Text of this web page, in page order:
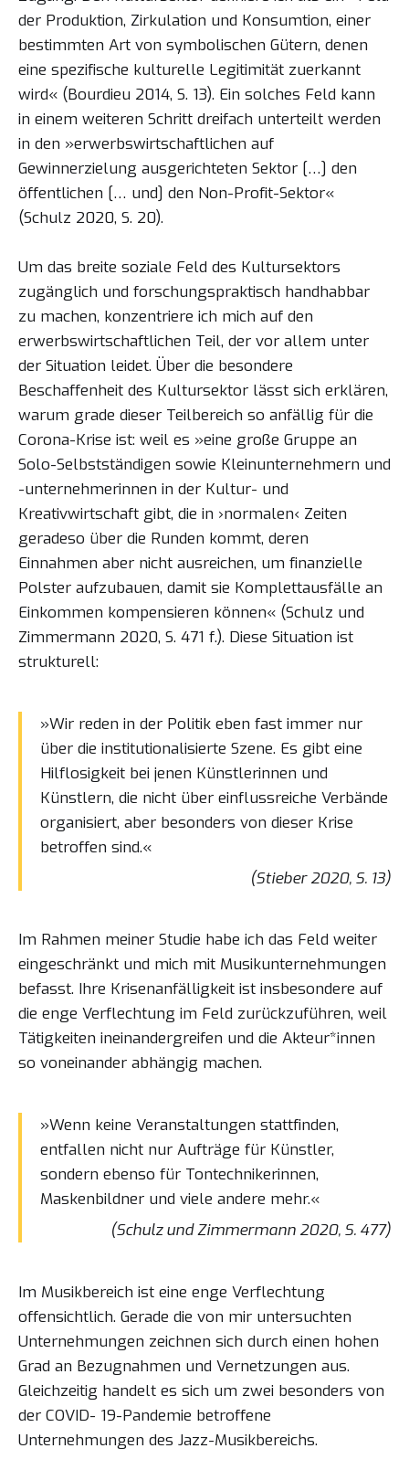
der Produktion, Zirkulation und Konsumtion, einer
bestimmten Art von symbolischen Gütern, denen
eine spezifische kulturelle Legitimität zuerkannt
wird« (Bourdieu 2014, S. 13). Ein solches Feld kann
in einem weiteren Schritt dreifach unterteilt werden
in den »erwerbswirtschaftlichen auf
Gewinnerzielung ausgerichteten Sektor […] den
öffentlichen [… und] den Non-Profit-Sektor«
(Schulz 2020, S. 20).
Um das breite soziale Feld des Kultursektors
zugänglich und forschungspraktisch handhabbar
zu machen, konzentriere ich mich auf den
erwerbswirtschaftlichen Teil, der vor allem unter
der Situation leidet. Über die besondere
Beschaffenheit des Kultursektor lässt sich erklären,
warum grade dieser Teilbereich so anfällig für die
Corona-Krise ist: weil es »eine große Gruppe an
Solo-Selbstständigen sowie Kleinunternehmern und
-unternehmerinnen in der Kultur- und
Kreativwirtschaft gibt, die in ›normalen‹ Zeiten
geradeso über die Runden kommt, deren
Einnahmen aber nicht ausreichen, um finanzielle
Polster aufzubauen, damit sie Komplettausfälle an
Einkommen kompensieren können« (Schulz und
Zimmermann 2020, S. 471 f.). Diese Situation ist
strukturell:
»Wir reden in der Politik eben fast immer nur
über die institutionalisierte Szene. Es gibt eine
Hilflosigkeit bei jenen Künstlerinnen und
Künstlern, die nicht über einflussreiche Verbände
organisiert, aber besonders von dieser Krise
betroffen sind.«
(Stieber 2020, S. 13)
Im Rahmen meiner Studie habe ich das Feld weiter
eingeschränkt und mich mit Musikunternehmungen
befasst. Ihre Krisenanfälligkeit ist insbesondere auf
die enge Verflechtung im Feld zurückzuführen, weil
Tätigkeiten ineinandergreifen und die Akteur*innen
so voneinander abhängig machen.
»Wenn keine Veranstaltungen stattfinden,
entfallen nicht nur Aufträge für Künstler,
sondern ebenso für Tontechnikerinnen,
Maskenbildner und viele andere mehr.«
(Schulz und Zimmermann 2020, S. 477)
Im Musikbereich ist eine enge Verflechtung
offensichtlich. Gerade die von mir untersuchten
Unternehmungen zeichnen sich durch einen hohen
Grad an Bezugnahmen und Vernetzungen aus.
Gleichzeitig handelt es sich um zwei besonders von
der COVID- 19-Pandemie betroffene
Unternehmungen des Jazz-Musikbereichs.